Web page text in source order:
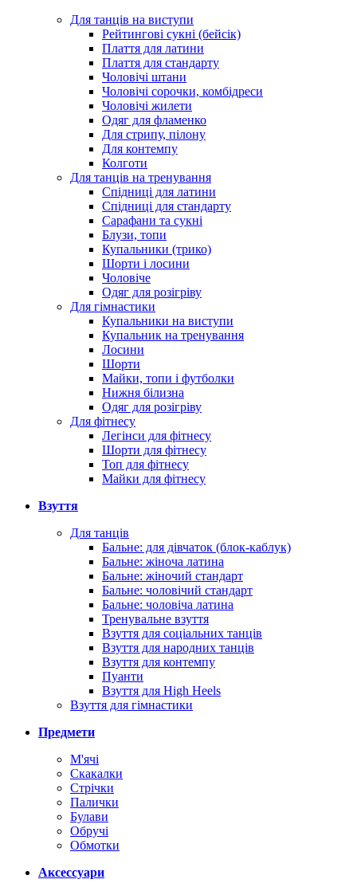
Для танців на виступи
Рейтингові сукні (бейсік)
Плаття для латини
Плаття для стандарту
Чоловічі штани
Чоловічі сорочки, комбідреси
Чоловічі жилети
Одяг для фламенко
Для стрипу, пілону
Для контемпу
Колготи
Для танців на тренування
Спідниці для латини
Спідниці для стандарту
Сарафани та сукні
Блузи, топи
Купальники (трико)
Шорти і лосини
Чоловіче
Одяг для розігріву
Для гімнастики
Купальники на виступи
Купальник на тренування
Лосини
Шорти
Майки, топи і футболки
Нижня білизна
Одяг для розігріву
Для фітнесу
Легінси для фітнесу
Шорти для фітнесу
Топ для фітнесу
Майки для фітнесу
Взуття
Для танців
Бальне: для дівчаток (блок-каблук)
Бальне: жіноча латина
Бальне: жіночий стандарт
Бальне: чоловічий стандарт
Бальне: чоловіча латина
Тренувальне взуття
Взуття для соціальних танців
Взуття для народних танців
Взуття для контемпу
Пуанти
Взуття для High Heels
Взуття для гімнастики
Предмети
М'ячі
Скакалки
Стрічки
Палички
Булави
Обручі
Обмотки
Аксессуари